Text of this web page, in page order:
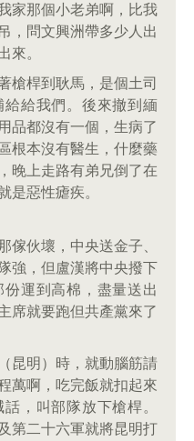
家那個小老弟啊，比我
，問文興洲帶多少人出
來。
槍桿到耿馬，是個土司
給我們。後來撤到緬
品都沒有一個，生病了
根本沒有醫生，什麼藥
晚上走路有弟兄倒了在
是惡性瘧疾。
傢伙壞，中央送金子、
強，但盧漢將中央撥下
運到高棉，盡量送出
席就要跑但共產黨來了
昆明）時，就動腦筋請
萬啊，吃完飯就扣起來
，叫部隊放下槍桿。
第二十六軍就將昆明打